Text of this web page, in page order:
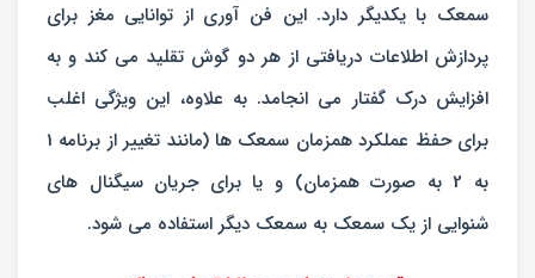
سمعک با یکدیگر دارد. این فن آوری از توانایی مغز برای
پردازش اطلاعات دریافتی از هر دو گوش تقلید می کند و به
افزایش درک گفتار می انجامد. به علاوه، این ویژگی اغلب
برای حفظ عملکرد همزمان سمعک ها (مانند تغییر از برنامه 1
به 2 به صورت همزمان) و یا برای جریان سیگنال های
شنوایی از یک سمعک به سمعک دیگر استفاده می شود.